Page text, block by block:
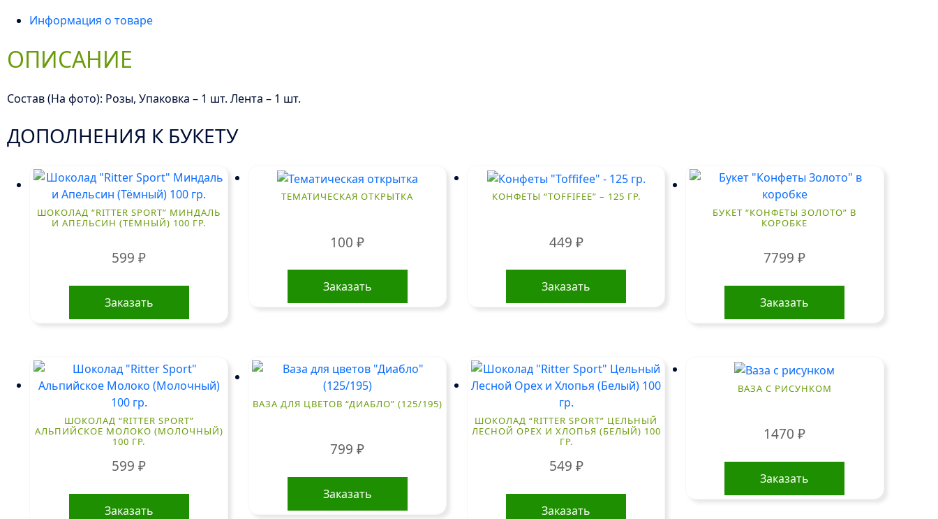
Информация о товаре
ОПИСАНИЕ
Состав (На фото): Розы, Упаковка – 1 шт. Лента – 1 шт.
ДОПОЛНЕНИЯ К БУКЕТУ
ШОКОЛАД “RITTER SPORT” МИНДАЛЬ
И АПЕЛЬСИН (ТЁМНЫЙ) 100 ГР.
599₽
Заказать
ТЕМАТИЧЕСКАЯ ОТКРЫТКА
100₽
Заказать
КОНФЕТЫ “TOFFIFEE” – 125 ГР.
449 ₽
Заказать
БУКЕТ “КОНФЕТЫ ЗОЛОТО” В
КОРОБКЕ
7799₽
Заказать
ШОКОЛАД “RITTER SPORT”
АЛЬПИЙСКОЕ МОЛОКО (МОЛОЧНЫЙ)
100 ГР.
599₽
Заказать
ВАЗА ДЛЯ ЦВЕТОВ “ДИАБЛО” (125/195)
799₽
Заказать
ШОКОЛАД “RITTER SPORT” ЦЕЛЬНЫЙ
ЛЕСНОЙ ОРЕХ И ХЛОПЬЯ (БЕЛЫЙ) 100
ГР.
549 ₽
Заказать
ВАЗА С РИСУНКОМ
1470₽
Заказать